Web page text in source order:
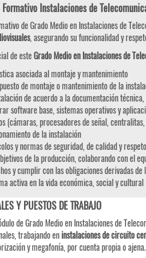
Formativo Instalaciones de
de Grado Medio en Instalaciones de
, asegurando su funcionalidad y
de esteGrado Medio en Instalaciones de
asociada al montaje y mantenimiento
de montaje o mantenimiento de la
de acuerdo a la documentación
software base, sistemas operativos y
(cámaras, procesadores de señal,
de la instalación
y normas de seguridad, de calidad y
de la producción, colaborando con el
y cumplir con las obligaciones derivadas
activa en la vida económica, social y cultural
Y PUESTOS DE TRABAJO
de Grado Medio en Instalaciones de
trabajando eninstalaciones de circuito
y megafonía, por cuenta propia o ajena.